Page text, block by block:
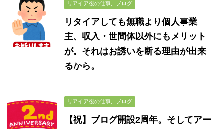
リアイア後の仕事、ブログ
リタイアしても無職より個人事業
主、収入・世間体以外にもメリット
が。それはお誘いを断る理由が出来
るから。
リアイア後の仕事、ブログ
【祝】ブログ開設2周年。そしてアー